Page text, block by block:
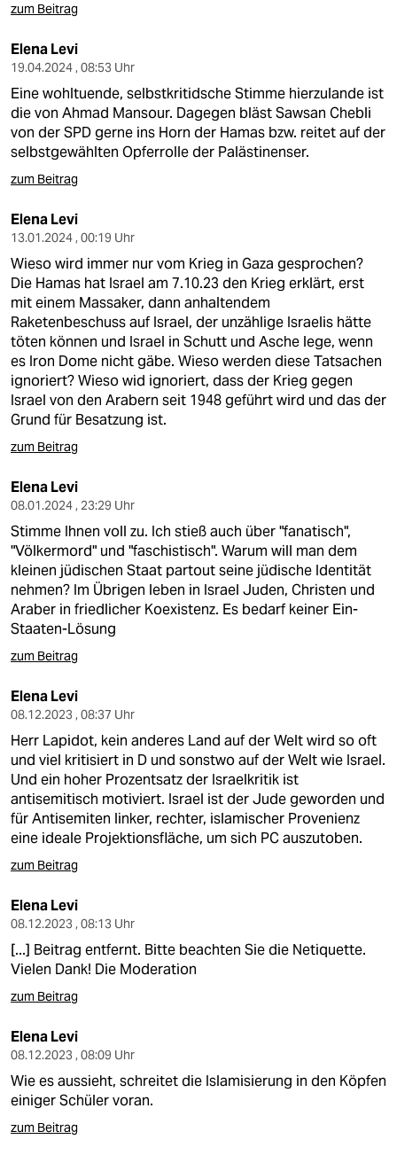
zum Beitrag
Elena Levi
19.04.2024 , 08:53 Uhr
Eine wohltuende, selbstkritidsche Stimme hierzulande ist
die von Ahmad Mansour. Dagegen bläst Sawsan Chebli
von der SPD gerne ins Horn der Hamas bzw. reitet auf der
selbstgewählten Opferrolle der Palästinenser.
zum Beitrag
Elena Levi
13.01.2024 , 00:19 Uhr
Wieso wird immer nur vom Krieg in Gaza gesprochen?
Die Hamas hat Israel am 7.10.23 den Krieg erklärt, erst
mit einem Massaker, dann anhaltendem
Raketenbeschuss auf Israel, der unzählige Israelis hätte
töten können und Israel in Schutt und Asche lege, wenn
es Iron Dome nicht gäbe. Wieso werden diese Tatsachen
ignoriert? Wieso wid ignoriert, dass der Krieg gegen
Israel von den Arabern seit 1948 geführt wird und das der
Grund für Besatzung ist.
zum Beitrag
Elena Levi
08.01.2024 , 23:29 Uhr
Stimme Ihnen voll zu. Ich stieß auch über "fanatisch",
"Völkermord" und "faschistisch". Warum will man dem
kleinen jüdischen Staat partout seine jüdische Identität
nehmen? Im Übrigen leben in Israel Juden, Christen und
Araber in friedlicher Koexistenz. Es bedarf keiner Ein-
Staaten-Lösung
zum Beitrag
Elena Levi
08.12.2023 , 08:37 Uhr
Herr Lapidot, kein anderes Land auf der Welt wird so oft
und viel kritisiert in D und sonstwo auf der Welt wie Israel.
Und ein hoher Prozentsatz der Israelkritik ist
antisemitisch motiviert. Israel ist der Jude geworden und
für Antisemiten linker, rechter, islamischer Provenienz
eine ideale Projektionsfläche, um sich PC auszutoben.
zum Beitrag
Elena Levi
08.12.2023 , 08:13 Uhr
[...] Beitrag entfernt. Bitte beachten Sie die Netiquette.
Vielen Dank! Die Moderation
zum Beitrag
Elena Levi
08.12.2023 , 08:09 Uhr
Wie es aussieht, schreitet die Islamisierung in den Köpfen
einiger Schüler voran.
zum Beitrag